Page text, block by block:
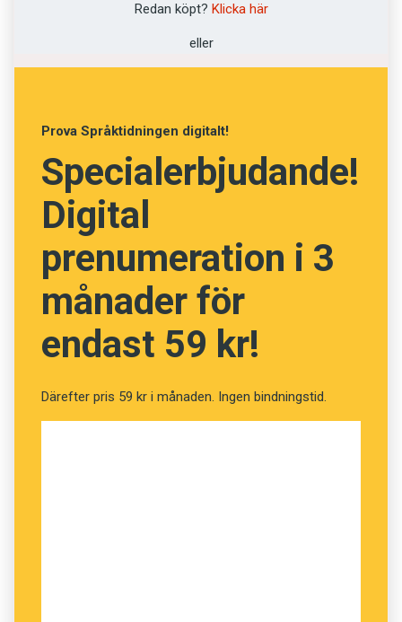
Redan köpt? Klicka här
eller
Prova Språktidningen digitalt!
Specialerbjudande!
Digital
prenumeration i 3
månader för
endast 59 kr!
Därefter pris 59 kr i månaden. Ingen bindningstid.